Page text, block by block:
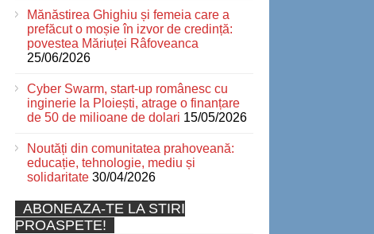
Mănăstirea Ghighiu și femeia care a
prefăcut o moșie în izvor de credință:
povestea Măriuței Râfoveanca
25/06/2026
Cyber Swarm, start-up românesc cu
inginerie la Ploiești, atrage o finanțare
de 50 de milioane de dolari 15/05/2026
Noutăți din comunitatea prahoveană:
educație, tehnologie, mediu și
solidaritate 30/04/2026
ABONEAZA-TE LA STIRI
PROASPETE!